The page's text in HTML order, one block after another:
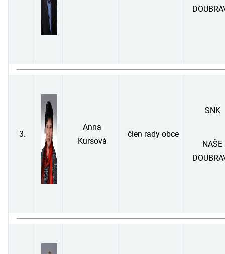
3.
Anna
Kursová
člen rady obce
SNK
NAŠE